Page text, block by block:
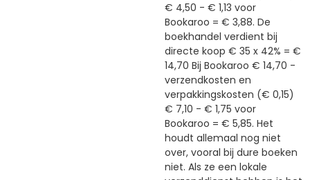
€ 4,50 - € 1,13 voor
Bookaroo = € 3,88. De
boekhandel verdient bij
directe koop € 35 x 42% = €
14,70 Bij Bookaroo € 14,70 -
verzendkosten en
verpakkingskosten (€ 0,15)
€ 7,10 - € 1,75 voor
Bookaroo = € 5,85. Het
houdt allemaal nog niet
over, vooral bij dure boeken
niet. Als ze een lokale